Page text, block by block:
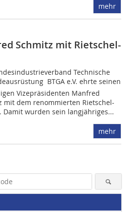
mehr
Schmitz mit Rietschel-
Technische
 BTGA e.V. ehrte seinen
Vizepräsidenten Manfred
mit dem renommierten Rietschel-
Damit wurden sein langjähriges...
mehr